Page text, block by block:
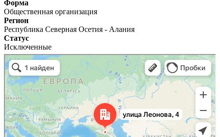
Форма
Общественная организация
Регион
Республика Северная Осетия - Алания
Статус
Исключенные